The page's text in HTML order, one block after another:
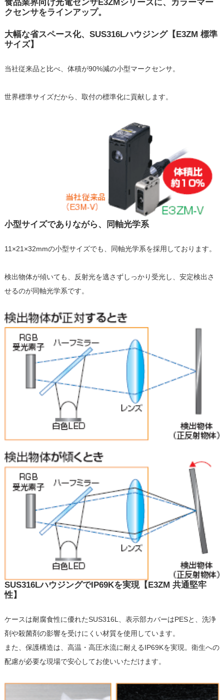
食品業界向け光電センサE3ZMシリーズに、カラーマー
クセンサをラインアップ。
大幅な省スペース化、SUS316Lハウジング【E3ZM 標準
サイズ】
当社従来品と比べ、体積が90%減の小型マークセンサ。
世界標準サイズだから、取付の標準化に貢献します。
小型サイズでありながら、同軸光学系
11×21×32mmの小型サイズでも、同軸光学系を採用しております。
検出物体が傾いても、反射光を逃さずしっかり受光し、安定検出さ
せるのが同軸光学系です。
SUS316LハウジングでIP69Kを実現【E3ZM 共通堅牢
性】
ケースは耐腐食性に優れたSUS316L、表示部カバーはPESと、洗浄
剤や殺菌剤の影響を受けにくい材質を使用しています。
また、保護構造は、高温・高圧水流に耐えるIP69Kを実現。衛生への
配慮が必要な現場で安心してお使いいただけます。